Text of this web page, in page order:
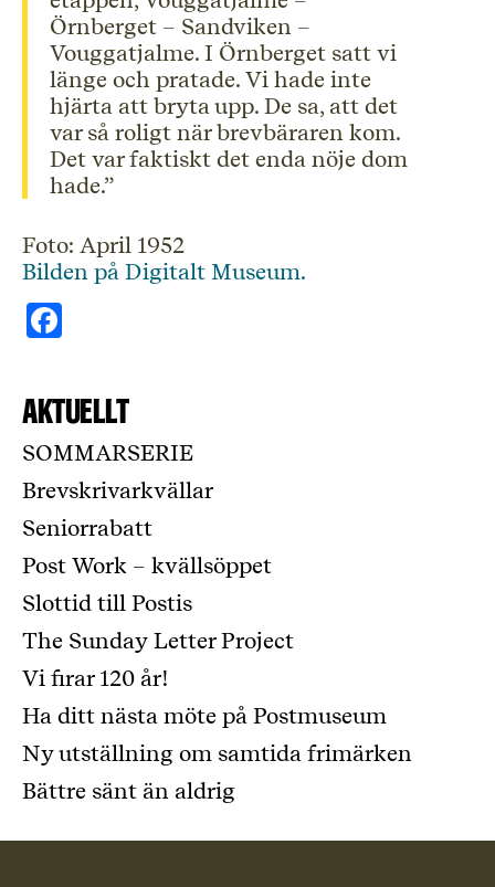
Örnberget – Sandviken –
Vouggatjalme. I Örnberget satt vi
länge och pratade. Vi hade inte
hjärta att bryta upp. De sa, att det
var så roligt när brevbäraren kom.
Det var faktiskt det enda nöje dom
hade.”
Foto: April 1952
Bilden på Digitalt Museum.
Aktuellt
SOMMARSERIE
Brevskrivarkvällar
Seniorrabatt
Post Work – kvällsöppet
Slottid till Postis
The Sunday Letter Project
Vi firar 120 år!
Ha ditt nästa möte på Postmuseum
Ny utställning om samtida frimärken
Bättre sänt än aldrig